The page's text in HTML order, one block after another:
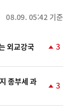
08.09. 05:42 기준
외교강국
계
3
종부세 과
계
3